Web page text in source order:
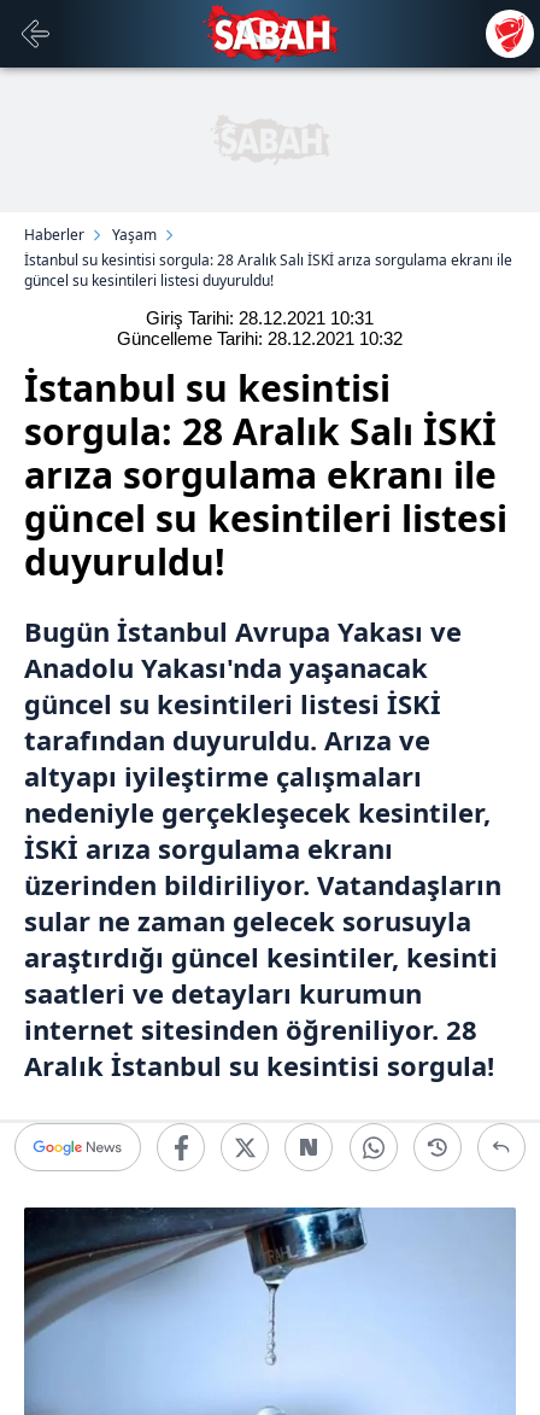
Haberler
Yaşam
İstanbul su kesintisi sorgula: 28 Aralık Salı İSKİ arıza sorgulama ekranı ile
güncel su kesintileri listesi duyuruldu!
Giriş Tarihi: 28.12.2021 10:31
Güncelleme Tarihi: 28.12.2021 10:32
İstanbul su kesintisi
sorgula: 28 Aralık Salı İSKİ
arıza sorgulama ekranı ile
güncel su kesintileri listesi
duyuruldu!
Bugün İstanbul Avrupa Yakası ve
Anadolu Yakası'nda yaşanacak
güncel su kesintileri listesi İSKİ
tarafından duyuruldu. Arıza ve
altyapı iyileştirme çalışmaları
nedeniyle gerçekleşecek kesintiler,
İSKİ arıza sorgulama ekranı
üzerinden bildiriliyor. Vatandaşların
sular ne zaman gelecek sorusuyla
araştırdığı güncel kesintiler, kesinti
saatleri ve detayları kurumun
internet sitesinden öğreniliyor. 28
Aralık İstanbul su kesintisi sorgula!